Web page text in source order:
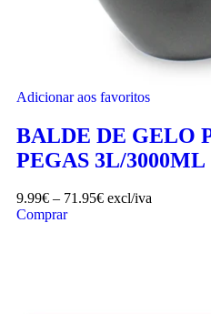
Adicionar aos favoritos
BALDE DE GELO
PEGAS 3L/3000ML
9.99€ – 71.95€ excl/iva
Comprar